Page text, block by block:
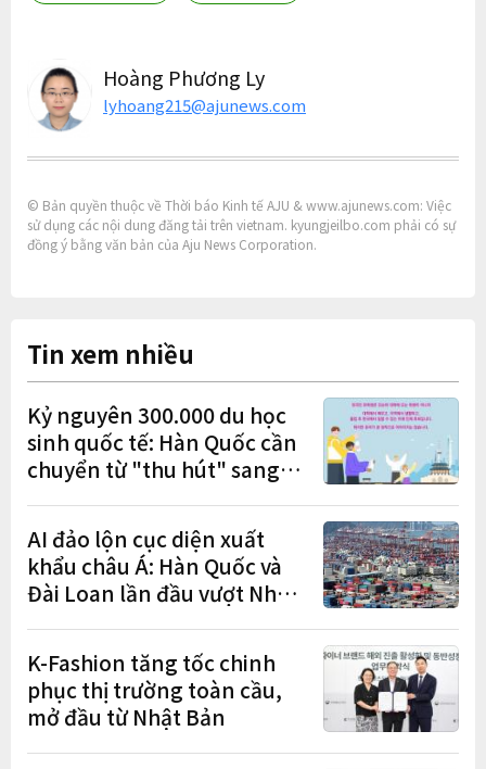
Hoàng Phương Ly
lyhoang215@ajunews.com
© Bản quyền thuộc về Thời báo Kinh tế AJU & www.ajunews.com: Việc
sử dụng các nội dung đăng tải trên vietnam. kyungjeilbo.com phải có sự
đồng ý bằng văn bản của Aju News Corporation.
Tin xem nhiều
Kỷ nguyên 300.000 du học
sinh quốc tế: Hàn Quốc cần
chuyển từ "thu hút" sang
cư"
AI đảo lộn cục diện xuất
khẩu châu Á: Hàn Quốc và
Đài Loan lần đầu vượt Nhật
K-Fashion tăng tốc chinh
phục thị trường toàn cầu,
mở đầu từ Nhật Bản